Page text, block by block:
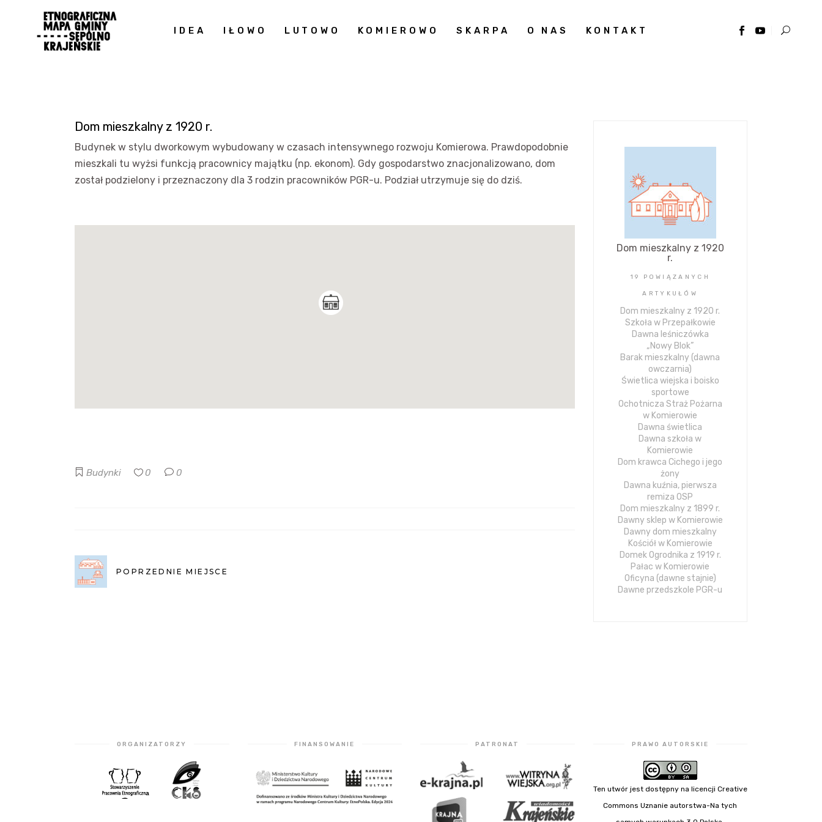
IDEA IŁOWO LUTOWO KOMIEROWO SKARPA O NAS KONTAKT
Dom mieszkalny z 1920 r.
Budynek w stylu dworkowym wybudowany w czasach intensywnego rozwoju Komierowa. Prawdopodobnie
mieszkali tu wyżsi funkcją pracownicy majątku (np. ekonom). Gdy gospodarstwo znacjonalizowano, dom
został podzielony i przeznaczony dla 3 rodzin pracowników PGR-u. Podział utrzymuje się do dziś.
Budynki 0 0
POPRZEDNIE MIEJSCE
Dom mieszkalny z 1920
r.
19 POWIĄZANYCH
ARTYKUŁÓW
Dom mieszkalny z 1920 r.
Szkoła w Przepałkowie
Dawna leśniczówka
„Nowy Blok”
Barak mieszkalny (dawna
owczarnia)
Świetlica wiejska i boisko
sportowe
Ochotnicza Straż Pożarna
w Komierowie
Dawna świetlica
Dawna szkoła w
Komierowie
Dom krawca Cichego i jego
żony
Dawna kuźnia, pierwsza
remiza OSP
Dom mieszkalny z 1899 r.
Dawny sklep w Komierowie
Dawny dom mieszkalny
Kościół w Komierowie
Domek Ogrodnika z 1919 r.
Pałac w Komierowie
Oficyna (dawne stajnie)
Dawne przedszkole PGR-u
ORGANIZATORZY FINANSOWANIE PATRONAT PRAWO AUTORSKIE
Ten utwór jest dostępny na licencji Creative
Commons Uznanie autorstwa-Na tych